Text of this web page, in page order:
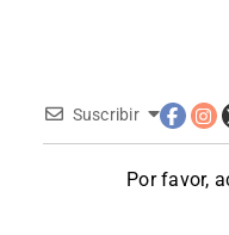
Suscribir
Por favor,